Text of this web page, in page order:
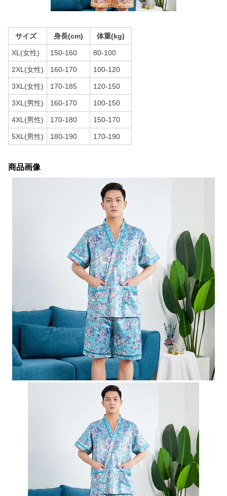
サイズ 身長(cm) 体重(kg)
XL(女性) 150-160 80-100
2XL(女性) 160-170 100-120
3XL(女性) 170-185 120-150
3XL(男性) 160-170 100-150
4XL(男性) 170-180 150-170
5XL(男性) 180-190 170-190
商品画像